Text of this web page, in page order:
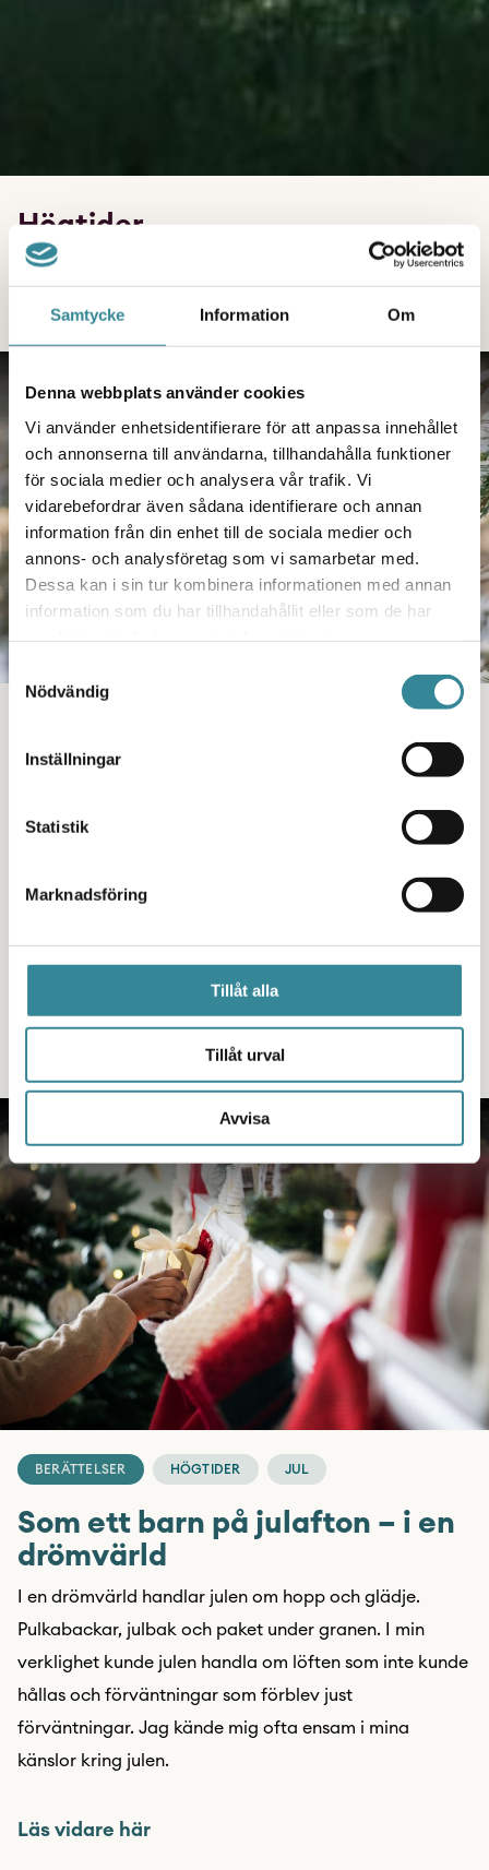
Samtycke Information Om
Denna webbplats använder cookies
Vi använder enhetsidentifierare för att anpassa innehållet
och annonserna till användarna, tillhandahålla funktioner
för sociala medier och analysera vår trafik. Vi
vidarebefordrar även sådana identifierare och annan
information från din enhet till de sociala medier och
annons- och analysföretag som vi samarbetar med.
Dessa kan i sin tur kombinera informationen med annan
information som du har tillhandahållit eller som de har
Samtyckesval
Nödvändig
Inställningar
Statistik
Marknadsföring
Tillåt alla
Tillåt urval
Avvisa
Högtider
Julen – Barnens högtid?
Min relation till julen har varit trasslig och julen hemma
hos oss var inte en högtid för mig och mina syskon. I
stället var det återkommande löften om alkoholfria
jular utan bråk. De där löftena och hoppet är ju faktiskt
det sista som lämnar oss. Men ändå sägs det att julen
BERÄTTELSER HÖGTIDER JUL
Som ett barn på julafton – i en
drömvärld
I en drömvärld handlar julen om hopp och glädje.
Pulkabackar, julbak och paket under granen. I min
verklighet kunde julen handla om löften som inte kunde
hållas och förväntningar som förblev just
förväntningar. Jag kände mig ofta ensam i mina
känslor kring julen.
Läs vidare här